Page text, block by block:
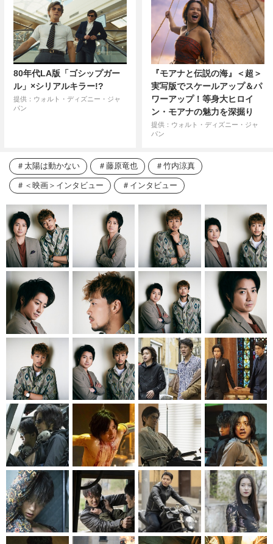
80年代LA版「ゴシップガー
ル」×シリアルキラー!?
提供：ウォルト・ディズニー・ジャ
パン
『モアナと伝説の海』＜超＞
実写版でスケールアップ＆パ
ワーアップ！等身大ヒロイ
ン・モアナの魅力を深掘り
提供：ウォルト・ディズニー・ジャ
パン
太陽は動かない 藤原竜也 竹内涼真
＜映画＞インタビュー インタビュー